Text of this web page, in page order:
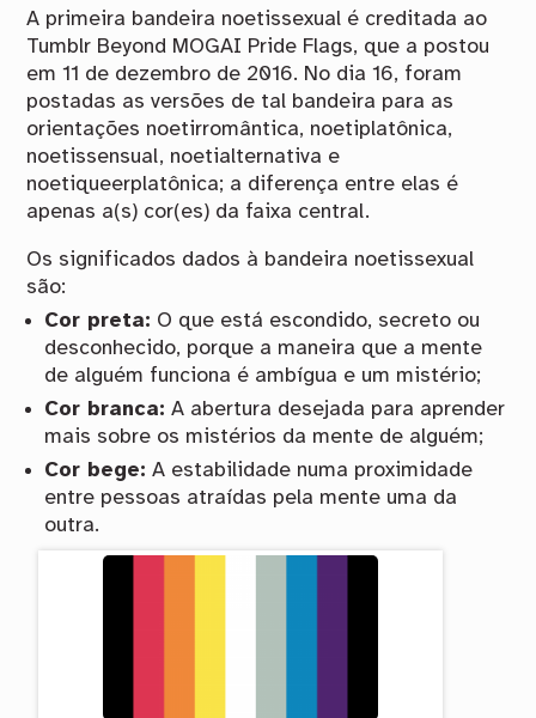
A primeira bandeira noetissexual é creditada ao
Tumblr Beyond MOGAI Pride Flags, que a postou
em 11 de dezembro de 2016. No dia 16, foram
postadas as versões de tal bandeira para as
orientações noetirromântica, noetiplatônica,
noetissensual, noetialternativa e
noetiqueerplatônica; a diferença entre elas é
apenas a(s) cor(es) da faixa central.
Os significados dados à bandeira noetissexual
são:
Cor preta: O que está escondido, secreto ou
desconhecido, porque a maneira que a mente
de alguém funciona é ambígua e um mistério;
Cor branca: A abertura desejada para aprender
mais sobre os mistérios da mente de alguém;
Cor bege: A estabilidade numa proximidade
entre pessoas atraídas pela mente uma da
outra.